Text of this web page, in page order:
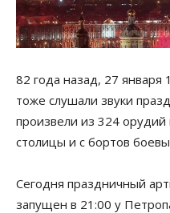
82 года назад, 27 января
тоже слушали звуки
произвели из 324 орудий
столицы и с бортов
Сегодня праздничный
запущен в 21:00 у